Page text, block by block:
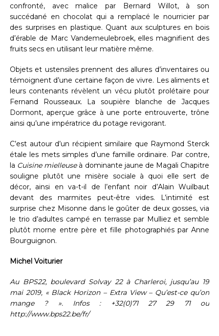
confronté, avec malice par Bernard Willot, à son
succédané en chocolat qui a remplacé le nourricier par
des surprises en plastique. Quant aux sculptures en bois
d’érable de Marc Vandemeulebroek, elles magnifient des
fruits secs en utilisant leur matière même.
Objets et ustensiles prennent des allures d’inventaires ou
témoignent d’une certaine façon de vivre. Les aliments et
leurs contenants révèlent un vécu plutôt prolétaire pour
Fernand Rousseaux. La soupière blanche de Jacques
Dormont, aperçue grâce à une porte entrouverte, trône
ainsi qu’une impératrice du potage revigorant.
C’est autour d’un récipient similaire que Raymond Sterck
étale les mets simples d’une famille ordinaire. Par contre,
la Cuisine mielleuseà dominante jaune de Magali Chapitre
souligne plutôt une misère sociale à quoi elle sert de
décor, ainsi en va-t-il de l’enfant noir d’Alain Wuilbaut
devant des marmites peut-être vides. L’intimité est
surprise chez Misonne dans le goûter de deux gosses, via
le trio d’adultes campé en terrasse par Mulliez et semble
plutôt morne entre père et fille photographiés par Anne
Bourguignon.
Michel Voiturier
Au BPS22, boulevard Solvay 22 à Charleroi, jusqu’au 19
mai 2019, « Black Horizon – Extra View – Qu’est-ce qu’on
mange ? ». Infos : +32(0)71 27 29 71 ou
http://www.bps22.be/fr/